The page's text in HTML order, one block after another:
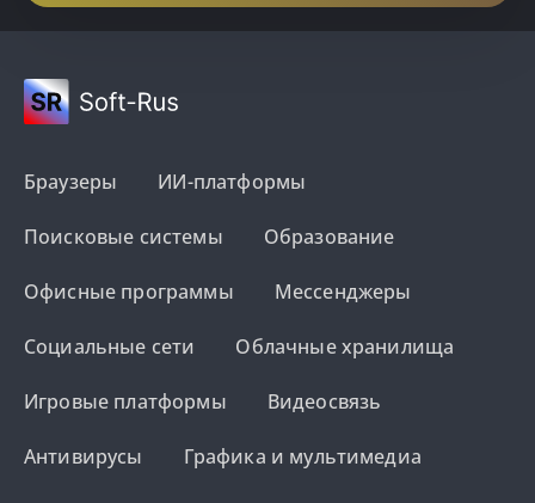
Браузеры ИИ-платформы
Поисковые системы Образование
Офисные программы Мессенджеры
Социальные сети Облачные хранилища
Игровые платформы Видеосвязь
Антивирусы Графика и мультимедиа